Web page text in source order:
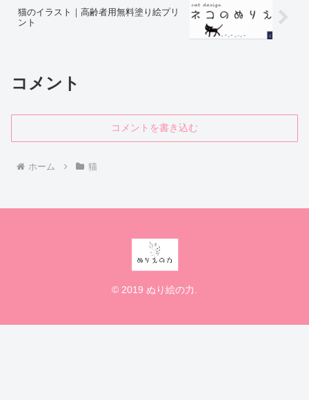
猫のイラスト｜高齢者用無料塗り絵プリ
ント
コメント
コメントを書き込む
ホーム 猫
© 2019 ぬり絵の力.